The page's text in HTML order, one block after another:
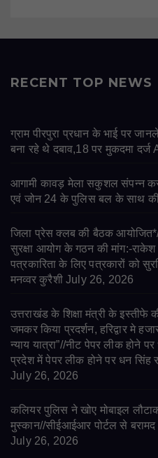
RECENT TOP NEWS
ग्राम पीरपुरा प्रधान के भाई पर
बना रहे थे दबाव,18 पर मुकदमा दर्ज
आगामी कावड़ मेला सकुशल संपन्न
एवं जोन 24 के पुलिस बल के साथ की
जिला प्रेस क्लब की बैठक
सुरक्षा आयोग के गठन की मांग:-राकेश
पत्रकारिता के लिए पत्रकारों को
मनव्वर कुरैशी July 26, 2026
उत्तराखंड के शिक्षा मंत्री के
जमकर किया प्रदर्शन, हरिद्वार मे
न्याय यात्रा”//नीट पेपर लीक होने पर
प्रदेश में पेपर लीक होने पर धन सिंह
July 26, 2026
कलियर पुलिस ने खोए मोबाइल
मुस्कान//सीईआईआर पोर्टल से बरामद
July 26, 2026